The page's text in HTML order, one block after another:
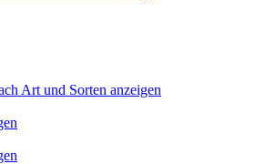
Art und Sorten anzeigen